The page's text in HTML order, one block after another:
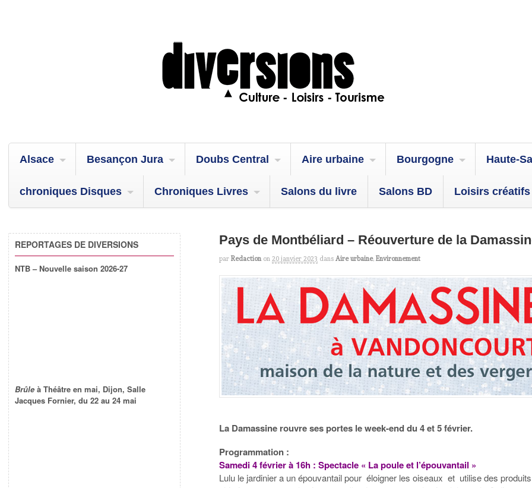
Alsace Besançon Jura Doubs Central Aire urbaine Bourgogne Haute-
chroniques Disques Chroniques Livres Salons du livre Salons BD Loisirs créatifs
Pays de Montbéliard – Réouverture de la
par Redaction on 20 janvier 2023 dans Aire urbaine,Environnement
La Damassine rouvre ses portes le week-end du 4 et 5 février.
Programmation :
Samedi 4 février à 16h : Spectacle « La poule et l’épouvantail »
Lulu le jardinier a un épouvantail pour éloigner les oiseaux et utilise des produits
REPORTAGES DE DIVERSIONS
NTB – Nouvelle saison 2026-27
Brûle à Théâtre en mai, Dijon, Salle
Jacques Fornier, du 22 au 24 mai